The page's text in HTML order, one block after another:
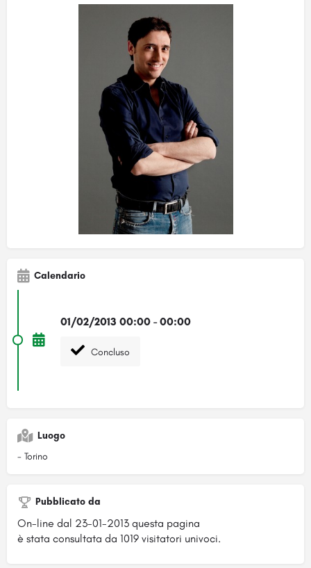
Calendario
01/02/2013 00:00 - 00:00
Concluso
Luogo
- Torino
Pubblicato da
On-line dal 23-01-2013 questa pagina
è stata consultata da 1019 visitatori univoci.